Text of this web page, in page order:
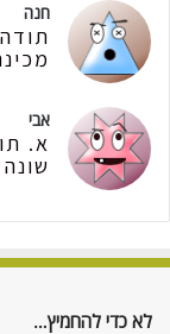
חנה
אבי
א.
לא כדי להחמיץ…